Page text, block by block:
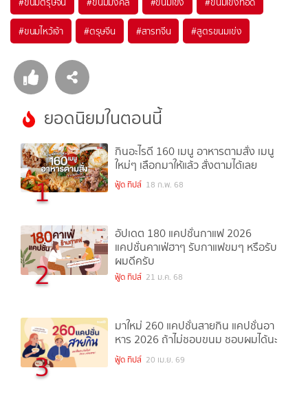
#ขนมไหว้เจ้า #ตรุษจีน #สารทจีน #สูตรขนมเข่ง
ยอดนิยมในตอนนี้
1
กินอะไรดี 160 เมนู อาหารตามสั่ง เมนู
ใหม่ๆ เลือกมาให้แล้ว สั่งตามได้เลย
ฟู้ด ทิปส์ 18 ก.พ. 68
2
อัปเดต 180 แคปชั่นกาแฟ 2026
แคปชั่นคาเฟ่ฮาๆ รับกาแฟขมๆ หรือรับ
ผมดีครับ
ฟู้ด ทิปส์ 21 ม.ค. 68
3
มาใหม่ 260 แคปชั่นสายกิน แคปชั่นอา
หาร 2026 ถ้าไม่ชอบขนม ชอบผมได้นะ
ฟู้ด ทิปส์ 20 เม.ย. 69